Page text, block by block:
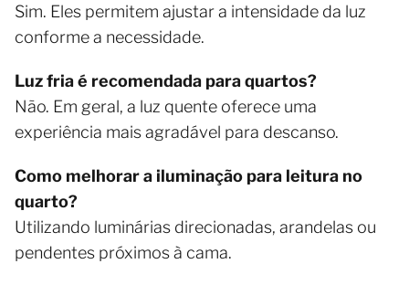
Sim. Eles permitem ajustar a intensidade da luz
conforme a necessidade.
Luz fria é recomendada para quartos?
Não. Em geral, a luz quente oferece uma
experiência mais agradável para descanso.
Como melhorar a iluminação para leitura no
quarto?
Utilizando luminárias direcionadas, arandelas ou
pendentes próximos à cama.